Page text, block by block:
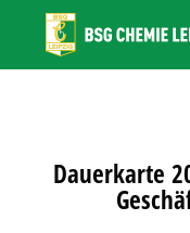
main
Dauerkarte